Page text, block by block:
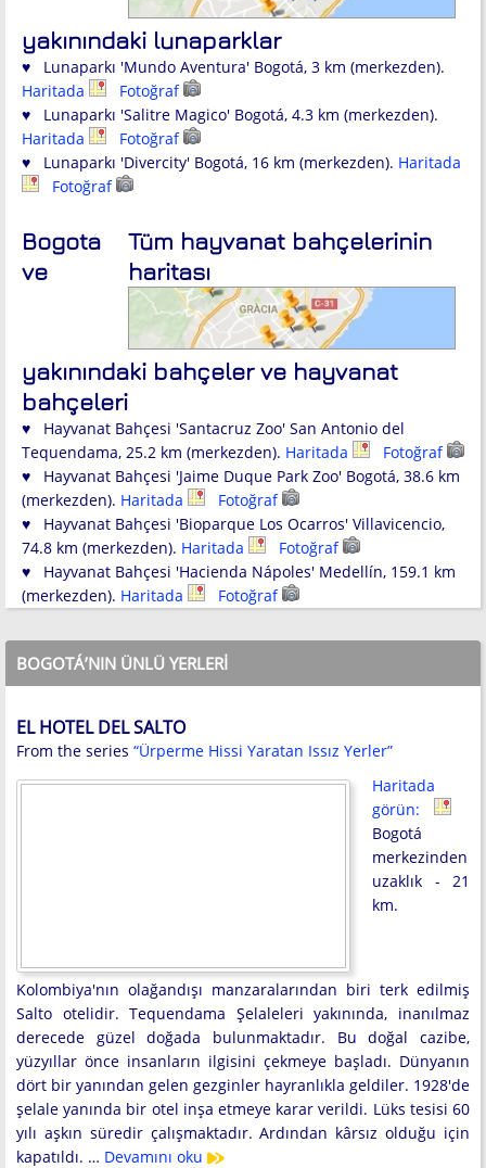
yakınındaki lunaparklar
♥ Lunaparkı 'Mundo Aventura' Bogotá, 3 km (merkezden).
Haritada
Fotoğraf
♥ Lunaparkı 'Salitre Magico' Bogotá, 4.3 km (merkezden).
Haritada
Fotoğraf
♥ Lunaparkı 'Divercity' Bogotá, 16 km (merkezden). Haritada
Fotoğraf
Tüm hayvanat bahçelerinin
haritası
Bogotá
ve
yakınındaki bahçeler ve hayvanat
bahçeleri
♥ Hayvanat Bahçesi 'Santacruz Zoo' San Antonio del
Tequendama, 25.2 km (merkezden). Haritada
Fotoğraf
♥ Hayvanat Bahçesi 'Jaime Duque Park Zoo' Bogotá, 38.6 km
(merkezden). Haritada
Fotoğraf
♥ Hayvanat Bahçesi 'Bioparque Los Ocarros' Villavicencio,
74.8 km (merkezden). Haritada
Fotoğraf
♥ Hayvanat Bahçesi 'Hacienda Nápoles' Medellín, 159.1 km
(merkezden). Haritada Fotoğraf
BOGOTÁ’NIN ÜNLÜ YERLERI
EL HOTEL DEL SALTO
From the series “Ürperme Hissi Yaratan Issız Yerler”
Haritada
görün:
Bogotá
merkezinden
uzaklık - 21
km.
Kolombiya'nın olağandışı manzaralarından biri terk edilmiş
Salto otelidir. Tequendama Şelaleleri yakınında, inanılmaz
derecede güzel doğada bulunmaktadır. Bu doğal cazibe,
yüzyıllar önce insanların ilgisini çekmeye başladı. Dünyanın
dört bir yanından gelen gezginler hayranlıkla geldiler. 1928'de
şelale yanında bir otel inşa etmeye karar verildi. Lüks tesisi 60
yılı aşkın süredir çalışmaktadır. Ardından kârsız olduğu için
kapatıldı. … Devamını oku